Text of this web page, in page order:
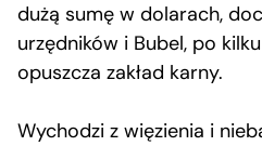
dużą sumę w dolarach,
urzędników i Bubel, po
opuszcza zakład karny.
Wychodzi z więzienia i